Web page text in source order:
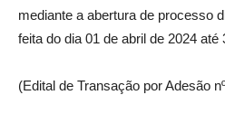
mediante a abertura de processo
feita do dia 01 de abril de 2024 até
(Edital de Transação por Adesão